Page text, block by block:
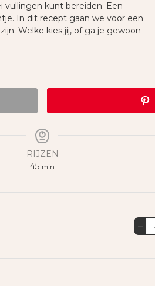
vullingen kunt bereiden. Een
In dit recept gaan we voor een
Welke kies jij, of ga je gewoon
RIJZEN
45minuten
min
–